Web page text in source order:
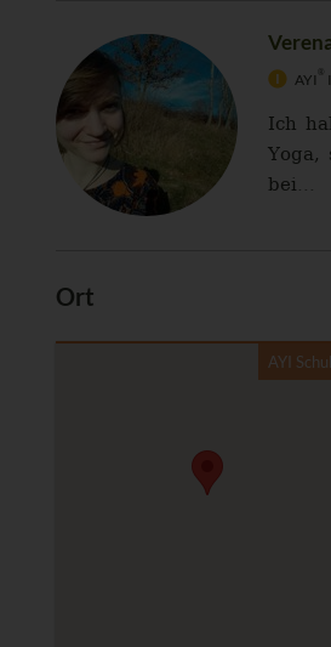
AYI
Ich
bei...
Ort
AYI